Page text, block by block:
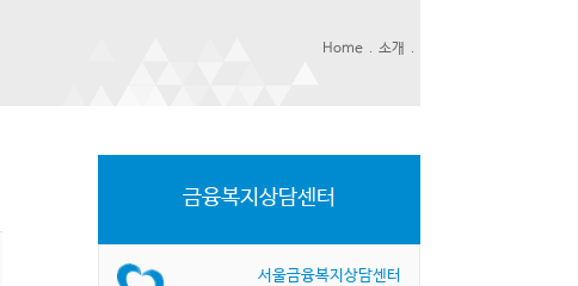
Home 소개
금융복지상담센터
서울금융복지상담센터